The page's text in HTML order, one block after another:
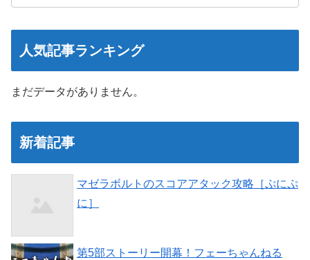
人気記事ランキング
まだデータがありません。
新着記事
マゼラボルトのスコアアタック攻略［ぷにぷ
に］
第5部ストーリー開幕！フェーちゃんねる